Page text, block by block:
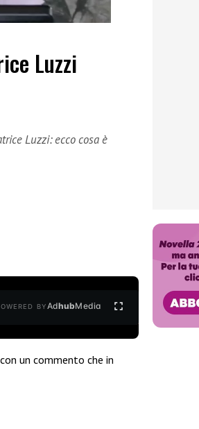
Luzzi
Luzzi: ecco cosa è
BYAdhubMedia
, con un commento che in